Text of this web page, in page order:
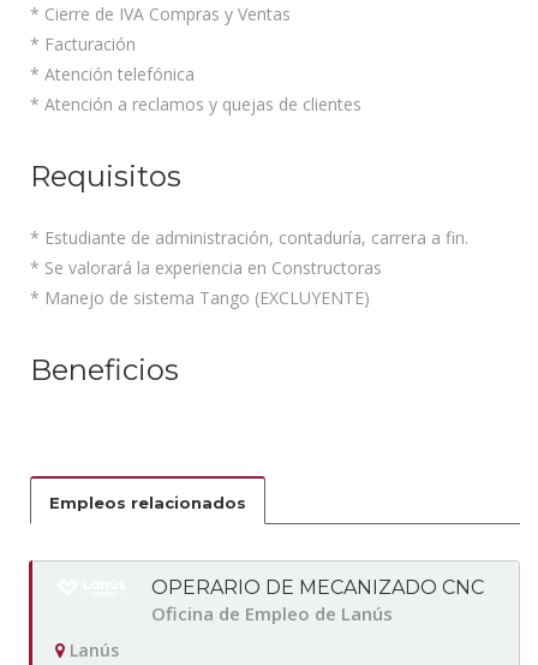
* Cierre de IVA Compras y Ventas
* Facturación
* Atención telefónica
* Atención a reclamos y quejas de clientes
Requisitos
* Estudiante de administración, contaduría, carrera a fin.
* Se valorará la experiencia en Constructoras
* Manejo de sistema Tango (EXCLUYENTE)
Beneficios
Empleos relacionados
OPERARIO DE MECANIZADO CNC
Oficina de Empleo de Lanús
Lanús